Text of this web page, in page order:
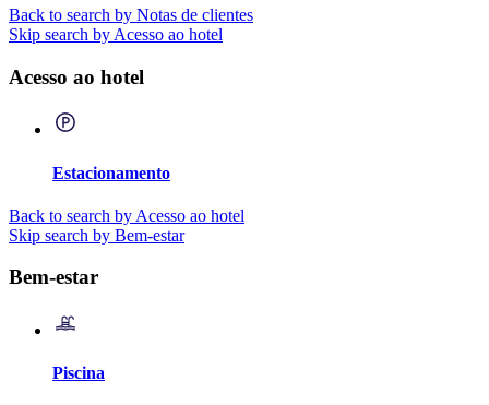
Back to search by Notas de clientes
Skip search by Acesso ao hotel
Acesso ao hotel
Estacionamento
Back to search by Acesso ao hotel
Skip search by Bem-estar
Bem-estar
Piscina